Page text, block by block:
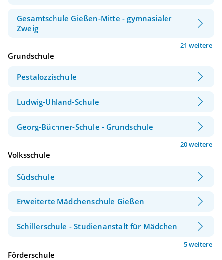
Gesamtschule Gießen-Mitte - gymnasialer
Zweig
21 weitere
Grundschule
Pestalozzischule
Ludwig-Uhland-Schule
Georg-Büchner-Schule - Grundschule
20 weitere
Volksschule
Südschule
Erweiterte Mädchenschule Gießen
Schillerschule - Studienanstalt für Mädchen
5 weitere
Förderschule